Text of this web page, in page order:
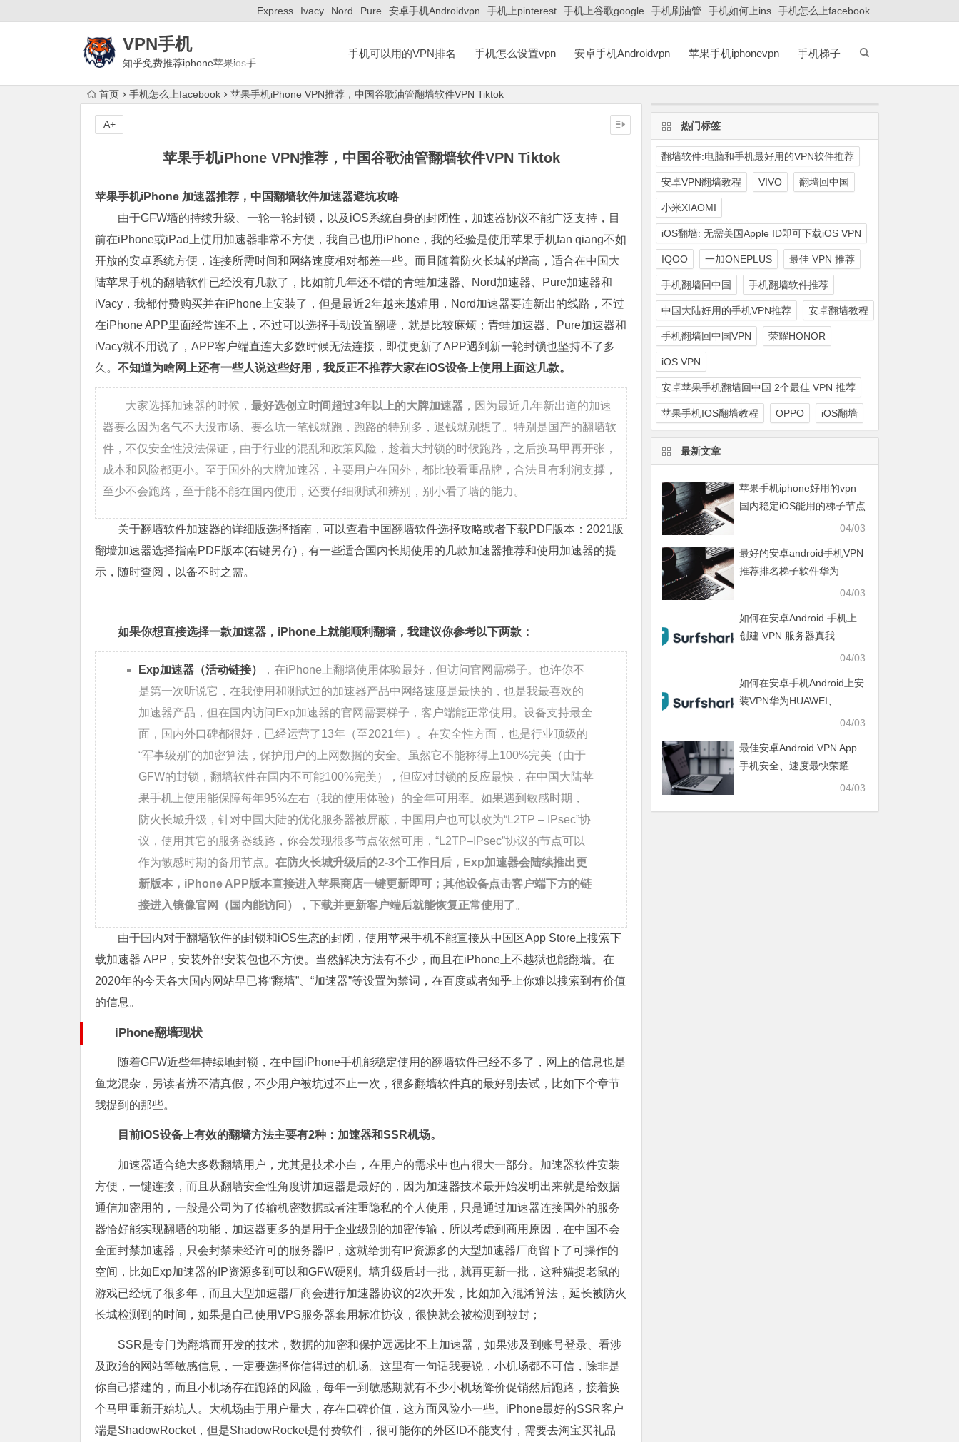
Express Ivacy Nord Pure 安卓手机Androidvpn 手机上pinterest 手机上谷歌google 手机刷油管 手机如何上ins 手机怎么上facebook
VPN手机
知乎免费推荐iphone苹果ios手
手机可以用的VPN排名 手机怎么设置vpn 安卓手机Androidvpn 苹果手机iphonevpn 手机梯子
首页 手机怎么上facebook 苹果手机iPhone VPN推荐，中国谷歌油管翻墙软件VPN Tiktok
苹果手机iPhone VPN推荐，中国谷歌油管翻墙软件VPN Tiktok
A+
苹果手机iPhone 加速器推荐，中国翻墙软件加速器避坑攻略
由于GFW墙的持续升级、一轮一轮封锁，以及iOS系统自身的封闭性，加速器协议不能广泛支持，目
前在iPhone或iPad上使用加速器非常不方便，我自己也用iPhone，我的经验是使用苹果手机fan qiang不如
开放的安卓系统方便，连接所需时间和网络速度相对都差一些。而且随着防火长城的增高，适合在中国大
陆苹果手机的翻墙软件已经没有几款了，比如前几年还不错的青蛙加速器、Nord加速器、Pure加速器和
iVacy，我都付费购买并在iPhone上安装了，但是最近2年越来越难用，Nord加速器要连新出的线路，不过
在iPhone APP里面经常连不上，不过可以选择手动设置翻墙，就是比较麻烦；青蛙加速器、Pure加速器和
iVacy就不用说了，APP客户端直连大多数时候无法连接，即使更新了APP遇到新一轮封锁也坚持不了多
久。 不知道为啥网上还有一些人说这些好用，我反正不推荐大家在iOS设备上使用上面这几款。
大家选择加速器的时候， 最好选创立时间超过3年以上的大牌加速器 ，因为最近几年新出道的加速
器要么因为名气不大没市场、要么坑一笔钱就跑，跑路的特别多，退钱就别想了。特别是国产的翻墙软
件，不仅安全性没法保证，由于行业的混乱和政策风险，趁着大封锁的时候跑路，之后换马甲再开张，
成本和风险都更小。至于国外的大牌加速器，主要用户在国外，都比较看重品牌，合法且有利润支撑，
至少不会跑路，至于能不能在国内使用，还要仔细测试和辨别，别小看了墙的能力。
关于翻墙软件加速器的详细版选择指南，可以查看中国翻墙软件选择攻略或者下载PDF版本：2021版
翻墙加速器选择指南PDF版本(右键另存)，有一些适合国内长期使用的几款加速器推荐和使用加速器的提
示，随时查阅，以备不时之需。
如果你想直接选择一款加速器，iPhone上就能顺利翻墙，我建议你参考以下两款：
Exp加速器（活动链接）
，在iPhone上翻墙使用体验最好，但访问官网需梯子。也许你不
是第一次听说它，在我使用和测试过的加速器产品中网络速度是最快的，也是我最喜欢的
加速器产品，但在国内访问Exp加速器的官网需要梯子，客户端能正常使用。设备支持最全
面，国内外口碑都很好，已经运营了13年（至2021年）。在安全性方面，也是行业顶级的
“军事级别”的加密算法，保护用户的上网数据的安全。虽然它不能称得上100%完美（由于
GFW的封锁，翻墙软件在国内不可能100%完美），但应对封锁的反应最快，在中国大陆苹
果手机上使用能保障每年95%左右（我的使用体验）的全年可用率。如果遇到敏感时期，
防火长城升级，针对中国大陆的优化服务器被屏蔽，中国用户也可以改为“L2TP – IPsec”协
议，使用其它的服务器线路，你会发现很多节点依然可用，“L2TP–IPsec”协议的节点可以
作为敏感时期的备用节点。 在防火长城升级后的2-3个工作日后，Exp加速器会陆续推出更
新版本，iPhone APP版本直接进入苹果商店一键更新即可；其他设备点击客户端下方的链
接进入镜像官网（国内能访问），下载并更新客户端后就能恢复正常使用了 。
由于国内对于翻墙软件的封锁和iOS生态的封闭，使用苹果手机不能直接从中国区App Store上搜索下
载加速器 APP，安装外部安装包也不方便。当然解决方法有不少，而且在iPhone上不越狱也能翻墙。在
2020年的今天各大国内网站早已将“翻墙”、“加速器”等设置为禁词，在百度或者知乎上你难以搜索到有价值
的信息。
iPhone翻墙现状
随着GFW近些年持续地封锁，在中国iPhone手机能稳定使用的翻墙软件已经不多了，网上的信息也是
鱼龙混杂，另读者辨不清真假，不少用户被坑过不止一次，很多翻墙软件真的最好别去试，比如下个章节
我提到的那些。
目前iOS设备上有效的翻墙方法主要有2种：加速器和SSR机场。
加速器适合绝大多数翻墙用户，尤其是技术小白，在用户的需求中也占很大一部分。加速器软件安装
方便，一键连接，而且从翻墙安全性角度讲加速器是最好的，因为加速器技术最开始发明出来就是给数据
通信加密用的，一般是公司为了传输机密数据或者注重隐私的个人使用，只是通过加速器连接国外的服务
器恰好能实现翻墙的功能，加速器更多的是用于企业级别的加密传输，所以考虑到商用原因，在中国不会
全面封禁加速器，只会封禁未经许可的服务器IP，这就给拥有IP资源多的大型加速器厂商留下了可操作的
空间，比如Exp加速器的IP资源多到可以和GFW硬刚。墙升级后封一批，就再更新一批，这种猫捉老鼠的
游戏已经玩了很多年，而且大型加速器厂商会进行加速器协议的2次开发，比如加入混淆算法，延长被防火
长城检测到的时间，如果是自己使用VPS服务器套用标准协议，很快就会被检测到被封；
SSR是专门为翻墙而开发的技术，数据的加密和保护远远比不上加速器，如果涉及到账号登录、看涉
及政治的网站等敏感信息，一定要选择你信得过的机场。这里有一句话我要说，小机场都不可信，除非是
你自己搭建的，而且小机场存在跑路的风险，每年一到敏感期就有不少小机场降价促销然后跑路，接着换
个马甲重新开始坑人。大机场由于用户量大，存在口碑价值，这方面风险小一些。iPhone最好的SSR客户
端是ShadowRocket，但是ShadowRocket是付费软件，很可能你的外区ID不能支付，需要去淘宝买礼品
热门标签
翻墙软件:电脑和手机最好用的VPN软件推荐
安卓VPN翻墙教程 VIVO 翻墙回中国
小米XIAOMI
iOS翻墙: 无需美国Apple ID即可下载iOS VPN
IQOO 一加ONEPLUS 最佳 VPN 推荐
手机翻墙回中国 手机翻墙软件推荐
中国大陆好用的手机VPN推荐 安卓翻墙教程
手机翻墙回中国VPN 荣耀HONOR
iOS VPN
安卓苹果手机翻墙回中国 2个最佳 VPN 推荐
苹果手机IOS翻墙教程 OPPO iOS翻墙
最新文章
苹果手机iphone好用的vpn
国内稳定iOS能用的梯子节点
04/03
最好的安卓android手机VPN
推荐排名梯子软件华为
HUAWEI、OPPO、VIVO、
04/03
如何在安卓Android 手机上
创建 VPN 服务器真我
星
04/03
如何在安卓手机Android上安
装VPN华为HUAWEI、
04/03
最佳安卓Android VPN App
手机安全、速度最快荣耀
HONOR、真我realme、04/03